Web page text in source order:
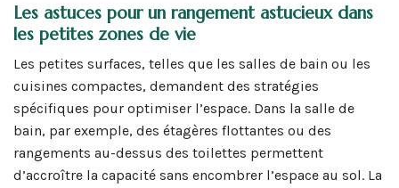
Les astuces pour un rangement astucieux dans
les petites zones de vie
Les petites surfaces, telles que les salles de bain ou les
cuisines compactes, demandent des stratégies
spécifiques pour optimiser l’espace. Dans la salle de
bain, par exemple, des étagères flottantes ou des
rangements au-dessus des toilettes permettent
d’accroître la capacité sans encombrer l’espace au sol. La